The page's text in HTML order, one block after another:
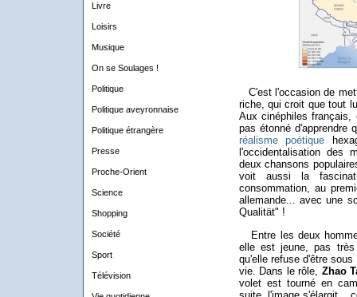
Livre
Loisirs
Musique
On se Soulages !
Politique
Politique aveyronnaise
Politique étrangère
Presse
Proche-Orient
Science
Shopping
Société
Sport
Télévision
C'est l'occasion de
riche, qui croit que tout
Aux cinéphiles
pas étonné d'apprendre
réalisme poétique
l'occidentalisation des
deux chansons
voit aussi la
consommation, au
allemande... avec une
Qualität" !
Entre les deux
elle est jeune, pas
qu'elle refuse d'être
vie. Dans le rôle, Zhao
volet est tourné en